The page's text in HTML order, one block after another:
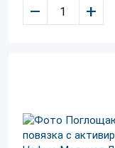
– +